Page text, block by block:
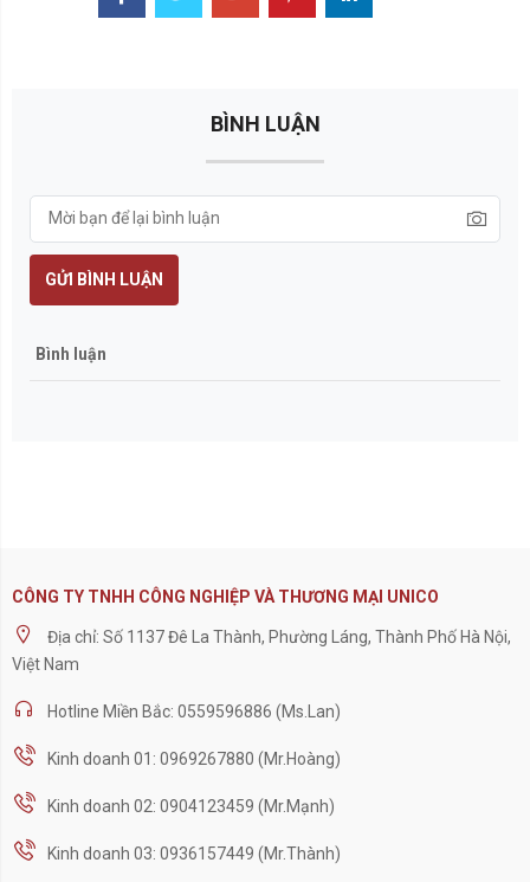
BÌNH LUẬN
GỬI BÌNH LUẬN
Bình luận
CÔNG TY TNHH CÔNG NGHIỆP VÀ THƯƠNG MẠI UNICO
Địa chỉ: Số 1137 Đê La Thành, Phường Láng, Thành Phố Hà Nội,
Việt Nam
Hotline Miền Bắc: 0559596886 (Ms.Lan)
Kinh doanh 01: 0969267880 (Mr.Hoàng)
Kinh doanh 02: 0904123459 (Mr.Mạnh)
Kinh doanh 03: 0936157449 (Mr.Thành)